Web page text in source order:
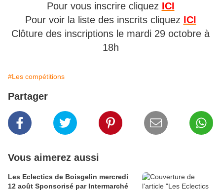
Pour vous inscrire cliquez ICI
Pour voir la liste des inscrits cliquez ICI
Clôture des inscriptions le mardi 29 octobre à
18h
#Les compétitions
Partager
Vous aimerez aussi
Les Eclectics de Boisgelin mercredi
12 août Sponsorisé par Intermarché